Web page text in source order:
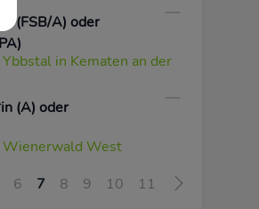
(FSB/A) oder
in Kematen an der
(A) oder
Wienerwald West
6 7 8 9 10 11